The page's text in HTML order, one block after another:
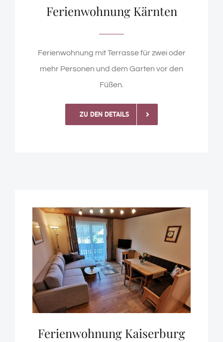
Ferienwohnung Kärnten
Ferienwohnung mit Terrasse für zwei oder
mehr Personen und dem Garten vor den
Füßen.
ZU DEN DETAILS
Ferienwohnung Kaiserburg